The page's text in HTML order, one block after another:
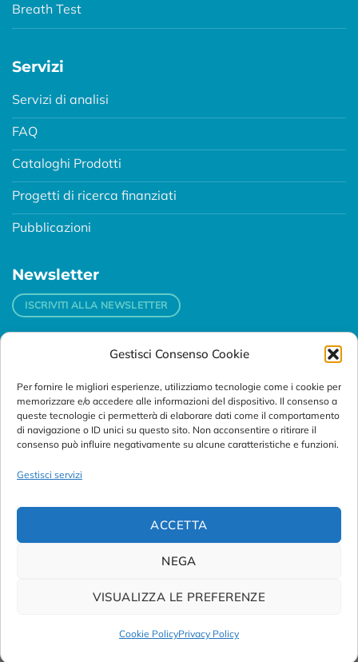
Gestisci Consenso Cookie
Per fornire le migliori esperienze, utilizziamo tecnologie come i cookie per
memorizzare e/o accedere alle informazioni del dispositivo. Il consenso a
queste tecnologie ci permetterà di elaborare dati come il comportamento
di navigazione o ID unici su questo sito. Non acconsentire o ritirare il
consenso può influire negativamente su alcune caratteristiche e funzioni.
Gestisci servizi
ACCETTA
NEGA
VISUALIZZA LE PREFERENZE
Cookie PolicyPrivacy Policy
Breath Test
Servizi
Servizi di analisi
FAQ
Cataloghi Prodotti
Progetti di ricerca finanziati
Pubblicazioni
Newsletter
ISCRIVITI ALLA NEWSLETTER
Padova
Via Svizzera, 16 - 35127 Padova (Italy)
Tel:
+39 049 76 16 98
Telefax: +39 049 870 95 10
Email: customersupport@abanalitica.it
© Copyright 2023/2026AB ANALITICA s.r.l.
Credits byNoima